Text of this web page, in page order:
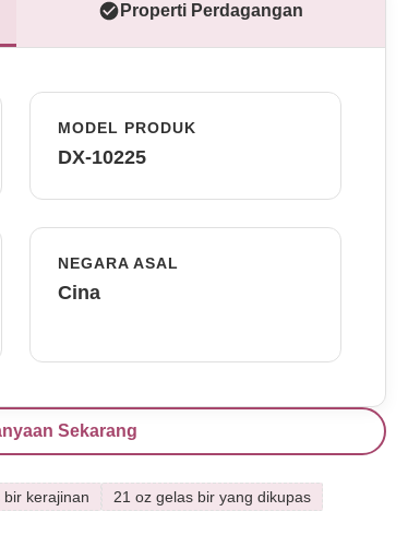
Properti Perdagangan
MODEL PRODUK
DX-10225
NEGARA ASAL
Cina
Sekarang
kerajinan 21 oz gelas bir yang dikupas